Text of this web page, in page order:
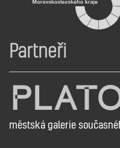
Partneři
městská galerie